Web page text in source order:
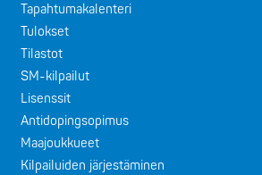
Tapahtumakalenteri
Tulokset
Tilastot
SM-kilpailut
Lisenssit
Antidopingsopimus
Maajoukkueet
Kilpailuiden järjestäminen